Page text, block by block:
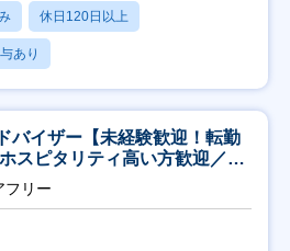
休日120日以上
あり
バイザー【未経験歓迎！転勤
スピタリティ高い方歓迎／土
フリー